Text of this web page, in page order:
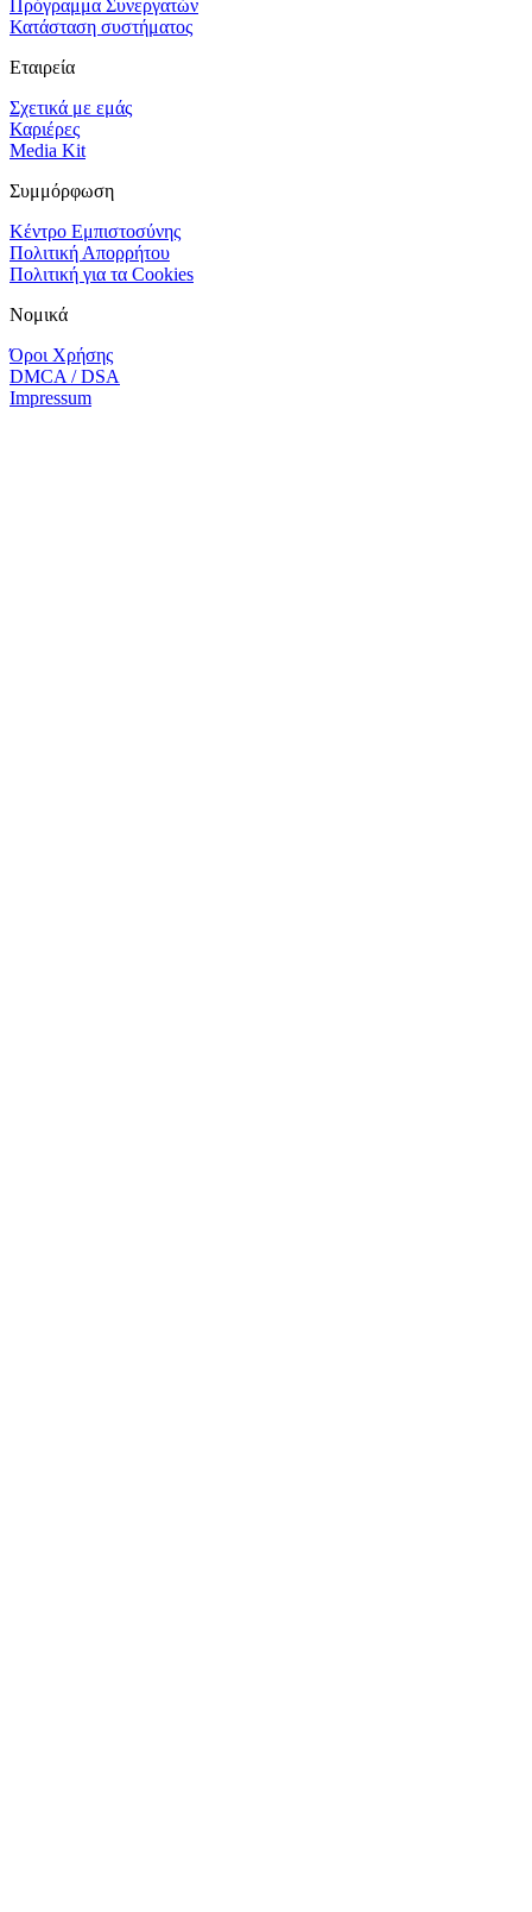
Πρόγραμμα Συνεργατών
Κατάσταση συστήματος
Εταιρεία
Σχετικά με εμάς
Καριέρες
Media Kit
Συμμόρφωση
Κέντρο Εμπιστοσύνης
Πολιτική Απορρήτου
Πολιτική για τα Cookies
Νομικά
Όροι Χρήσης
DMCA / DSA
Impressum